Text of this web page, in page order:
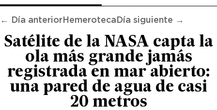
← Día anterior Hemeroteca Día siguiente →
Satélite de la NASA capta la
ola más grande jamás
registrada en mar abierto:
una pared de agua de casi
20 metros